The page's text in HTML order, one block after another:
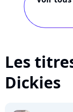
Les
Dickies